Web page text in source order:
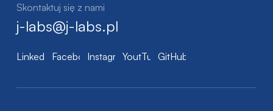
Skontaktuj się z nami
j-labs@j-labs.pl
LinkedIn FacebookInstagramYoutTubeGitHub